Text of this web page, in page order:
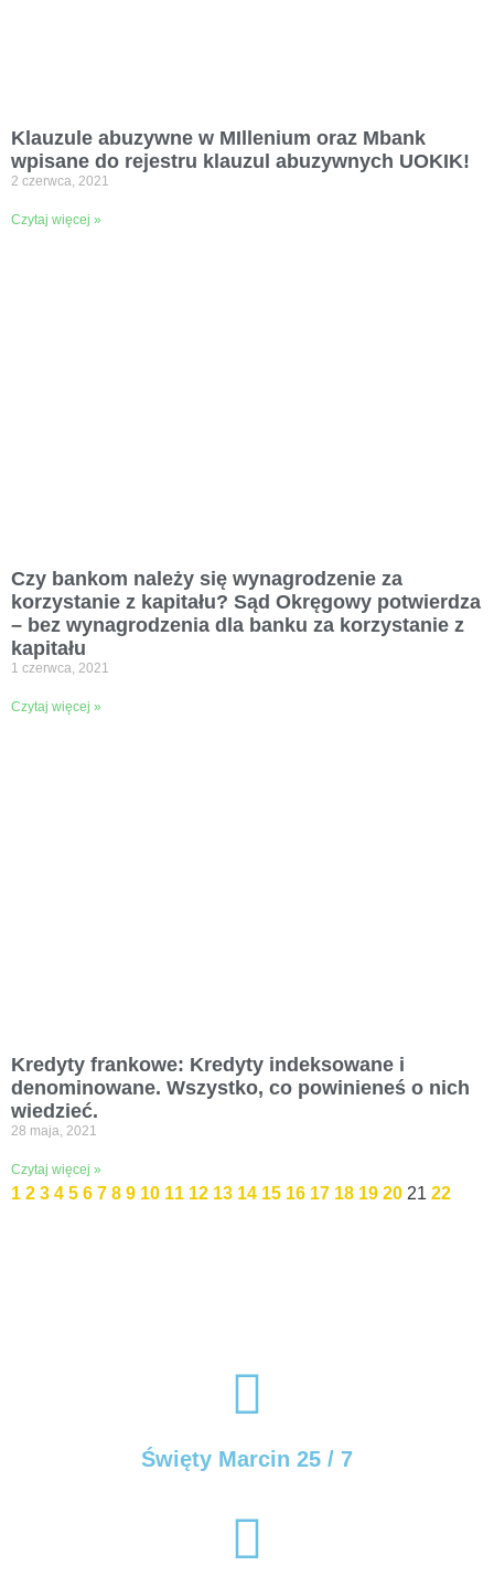
Klauzule abuzywne w MIllenium oraz Mbank
wpisane do rejestru klauzul abuzywnych UOKIK!
2 czerwca, 2021
Czytaj więcej »
Czy bankom należy się wynagrodzenie za
korzystanie z kapitału? Sąd Okręgowy potwierdza
– bez wynagrodzenia dla banku za korzystanie z
kapitału
1 czerwca, 2021
Czytaj więcej »
Kredyty frankowe: Kredyty indeksowane i
denominowane. Wszystko, co powinieneś o nich
wiedzieć.
28 maja, 2021
Czytaj więcej »
1 2 3 4 5 6 7 8 9 10 11 12 13 14 15 16 17 18 19 20 21 22
Święty Marcin 25 / 7